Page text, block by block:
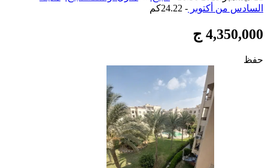
السادس من أكتوبر - 24.22كم
4,350,000 ج
حفظ